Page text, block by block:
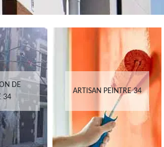
DE
34
ARTISAN PEINTRE 34